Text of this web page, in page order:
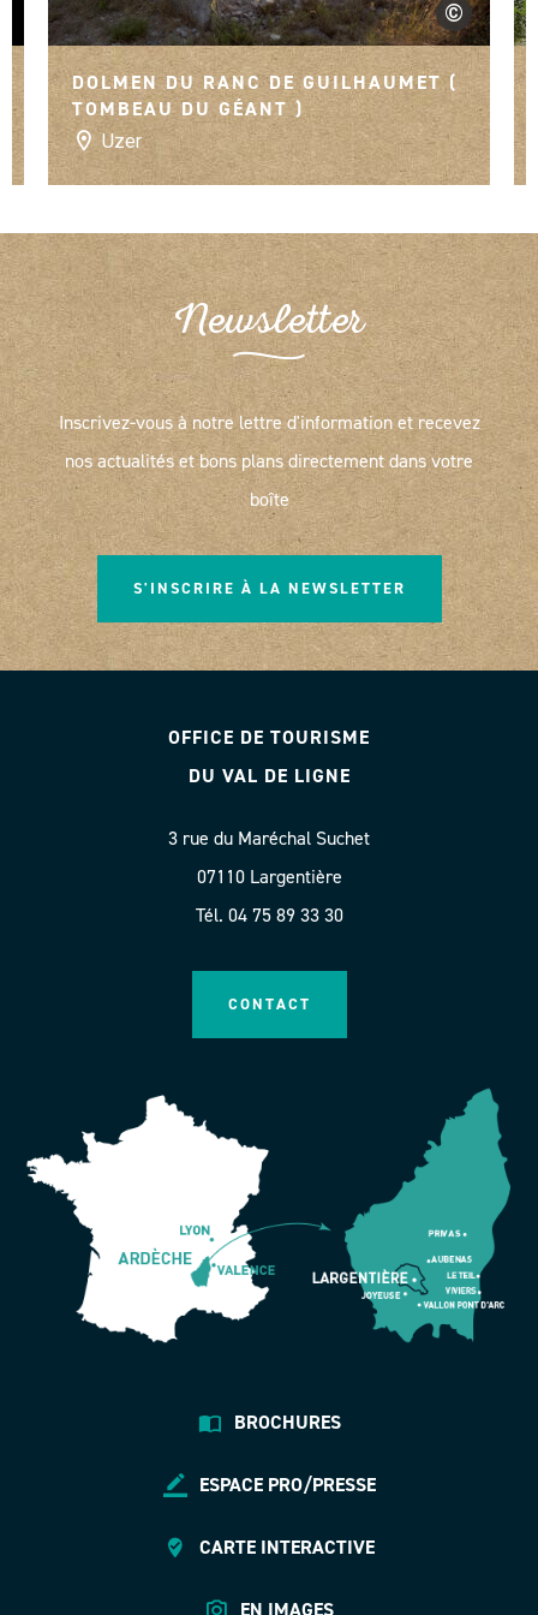
pique-nique ou restaurants à proximité - balade pédestre
en famille sur le sentier botanique agrémenté de
panneaux par les enfants du village - visite du village
(visite guidée par les Amis de l'Histoire de Vallon) -
marché de producteurs chaque vendredi - visite de 2
autres musées sur la commune (Melvita, Rucher de l'Ibie)
Dupont ©
Sam Artigau
DOLMEN DU RANC DE GUILHAUMET (
TOMBEAU DU GÉANT )
Uzer
Newsletter
Inscrivez-vous à notre lettre d'information et recevez
nos actualités et bons plans directement dans votre
boîte
S'INSCRIRE À LA NEWSLETTER
OFFICE DE TOURISME
DU VAL DE LIGNE
3 rue du Maréchal Suchet
07110 Largentière
Tél. 04 75 89 33 30
CONTACT
BROCHURES
ESPACE PRO/PRESSE
CARTE INTERACTIVE
EN IMAGES